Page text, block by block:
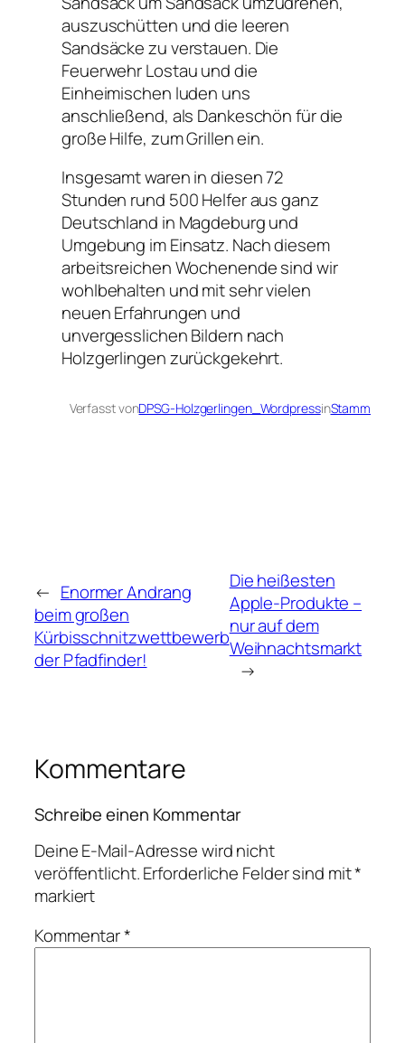
auszuschütten und die leeren
Sandsäcke zu verstauen. Die
Feuerwehr Lostau und die
Einheimischen luden uns
anschließend, als Dankeschön für die
große Hilfe, zum Grillen ein.
Insgesamt waren in diesen 72
Stunden rund 500 Helfer aus ganz
Deutschland in Magdeburg und
Umgebung im Einsatz. Nach diesem
arbeitsreichen Wochenende sind wir
wohlbehalten und mit sehr vielen
neuen Erfahrungen und
unvergesslichen Bildern nach
Holzgerlingen zurückgekehrt.
Verfasst vonDPSG-Holzgerlingen_WordpressinStamm
← Enormer Andrang
beim großen
Kürbisschnitzwettbewerb
der Pfadfinder!
Die heißesten
Apple-Produkte –
nur auf dem
Weihnachtsmarkt
→
Kommentare
Schreibe einen Kommentar
Deine E-Mail-Adresse wird nicht
veröffentlicht.Erforderliche Felder sind mit*
markiert
Kommentar*